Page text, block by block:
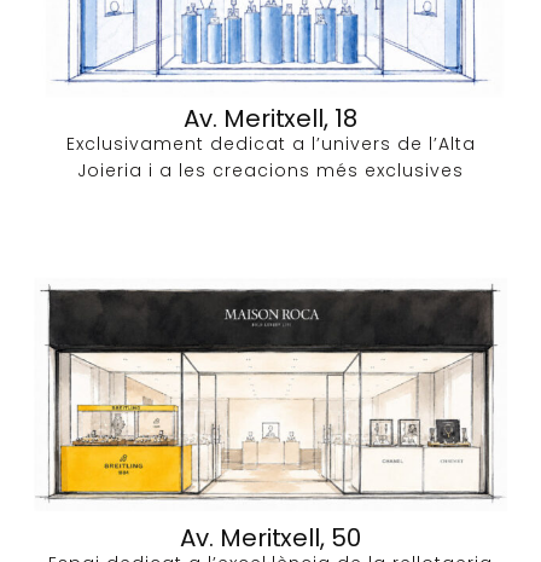
Av. Meritxell, 18
Exclusivament dedicat a l’univers de l’Alta
Joieria i a les creacions més exclusives​
Av. Meritxell, 50